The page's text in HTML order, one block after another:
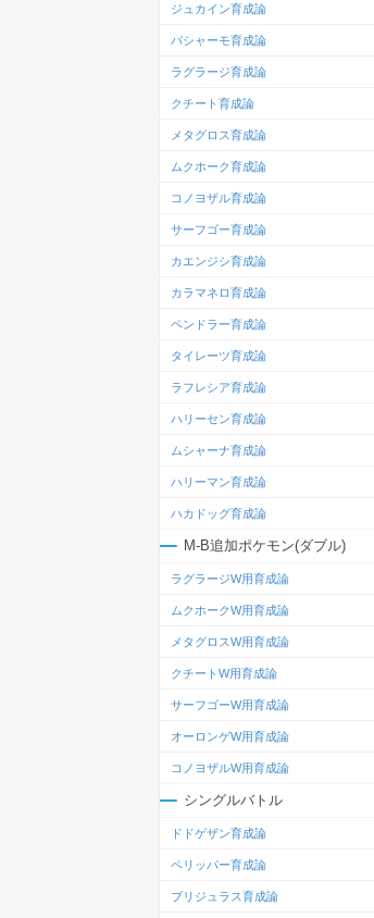
ジュカイン育成論
バシャーモ育成論
ラグラージ育成論
クチート育成論
メタグロス育成論
ムクホーク育成論
コノヨザル育成論
サーフゴー育成論
カエンジシ育成論
カラマネロ育成論
ペンドラー育成論
タイレーツ育成論
ラフレシア育成論
ハリーセン育成論
ムシャーナ育成論
ハリーマン育成論
ハカドッグ育成論
M-B追加ポケモン(ダブル)
ラグラージW用育成論
ムクホークW用育成論
メタグロスW用育成論
クチートW用育成論
サーフゴーW用育成論
オーロンゲW用育成論
コノヨザルW用育成論
シングルバトル
ドドゲザン育成論
ペリッパー育成論
ブリジュラス育成論